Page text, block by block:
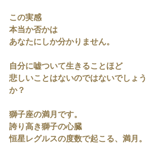
この実感
本当か否かは
あなたにしか分かりません。
自分に嘘ついて生きることほど
悲しいことはないのではないでしょう
か？
獅子座の満月です。
誇り高き獅子の心臓
恒星レグルスの度数で起こる、満月。